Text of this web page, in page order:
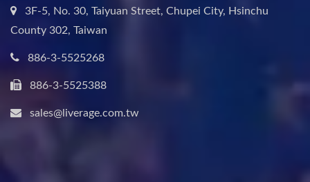
3F-5, No. 30, Taiyuan Street, Chupei City, Hsinchu
County 302, Taiwan
886-3-5525268
886-3-5525388
sales@liverage.com.tw